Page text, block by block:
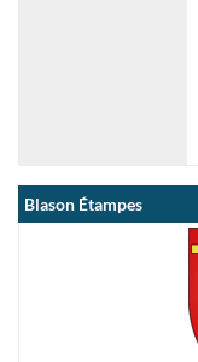
Blason Étampes